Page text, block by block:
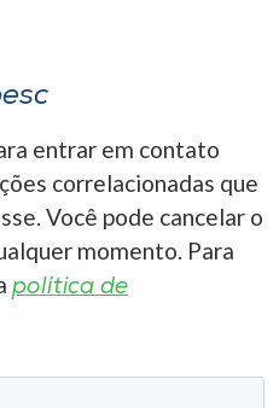
entrar em contato
correlacionadas que
Você pode cancelar o
momento. Para
política de